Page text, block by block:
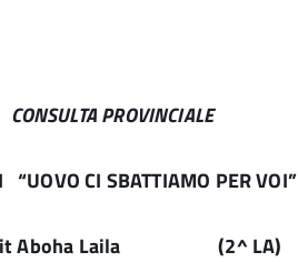
CONSULTA PROVINCIALE
CI SBATTIAMO PER VOI”
Aboha Laila (2^ LA)